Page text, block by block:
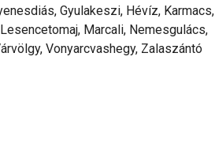
Gyulakeszi, Hévíz, Karmacs,
Marcali, Nemesgulács,
Vonyarcvashegy, Zalaszántó